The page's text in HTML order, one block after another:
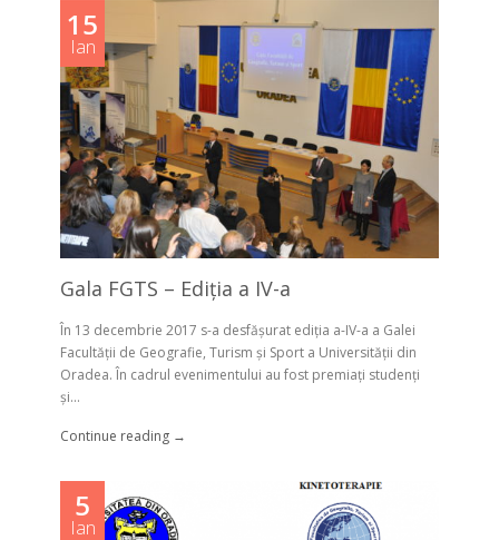
15
Ian
Gala FGTS – Ediția a IV-a
În 13 decembrie 2017 s-a desfășurat ediția a-IV-a a Galei
Facultății de Geografie, Turism și Sport a Universităţii din
Oradea. În cadrul evenimentului au fost premiaţi studenți
și...
Continue reading →
5
Ian